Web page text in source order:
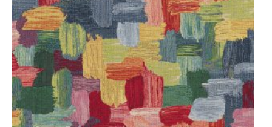
lurex
madeliefje
Magnolia
mandala
margriet
margrietje